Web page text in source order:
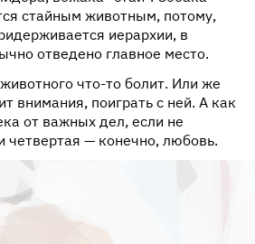
стайным животным, потому,
иерархии, в
отведено главное место.
что-то болит. Или же
внимания, поиграть с ней. А как
от важных дел, если не
четвертая — конечно, любовь.